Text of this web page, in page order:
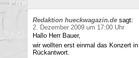
Redaktion hueckwagazin.de sagt:
2. Dezember 2009 um 17:00 Uhr
Hallo Herr Bauer,
wir wollten erst einmal das Konzert
Rückantwort.